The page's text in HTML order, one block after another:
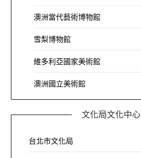
澳洲當代藝術博物館
雪梨博物館
維多利亞國家美術館
澳洲國立美術館
文化局文化中心
台北市文化局